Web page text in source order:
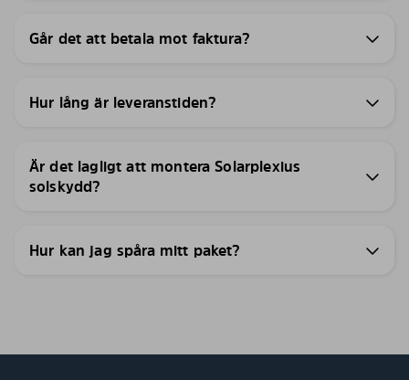
Går det att betala mot faktura?
Hur lång är leveranstiden?
Är det lagligt att montera Solarplexius
solskydd?
Hur kan jag spåra mitt paket?